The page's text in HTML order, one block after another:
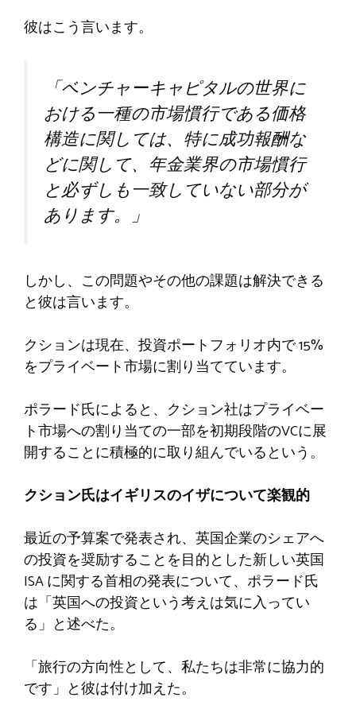
彼はこう言います。
「ベンチャーキャピタルの世界に
おける一種の市場慣行である価格
構造に関しては、特に成功報酬な
どに関して、年金業界の市場慣行
と必ずしも一致していない部分が
あります。」
しかし、この問題やその他の課題は解決できる
と彼は言います。
クションは現在、投資ポートフォリオ内で 15%
をプライベート市場に割り当てています。
ポラード氏によると、クション社はプライベー
ト市場への割り当ての一部を初期段階のVCに展
開することに積極的に取り組んでいるという。
クション氏はイギリスのイザについて楽観的
最近の予算案で発表され、英国企業のシェアへ
の投資を奨励することを目的とした新しい英国
ISA に関する首相の発表について、ポラード氏
は「英国への投資という考えは気に入ってい
る」と述べた。
「旅行の方向性として、私たちは非常に協力的
です」と彼は付け加えた。